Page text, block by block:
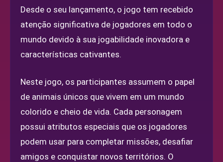
Desde o seu lançamento, o jogo tem recebido
atenção significativa de jogadores em todo o
mundo devido à sua jogabilidade inovadora e
características cativantes.
Neste jogo, os participantes assumem o papel
de animais únicos que vivem em um mundo
colorido e cheio de vida. Cada personagem
possui atributos especiais que os jogadores
podem usar para completar missões, desafiar
amigos e conquistar novos territórios. O